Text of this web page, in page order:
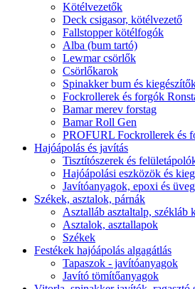
Kötélvezetők
Deck csigasor, kötélvezető
Fallstopper kötélfogók
Alba (bum tartó)
Lewmar csörlők
Csörlőkarok
Spinakker bum és
Fockrollerek és forgók
Bamar merev forstag
Bamar Roll Gen
PROFURL Fockrollerek és
Hajóápolás és javítás
Tisztítószerek és
Hajóápolási eszközök és
Javítóanyagok, epoxi és
Székek, asztalok, párnák
Asztalláb asztaltalp, székláb
Asztalok, asztallapok
Székek
Festékek hajóápolás algagátlás
Tapaszok - javítóanyagok
Javító tömítőanyagok